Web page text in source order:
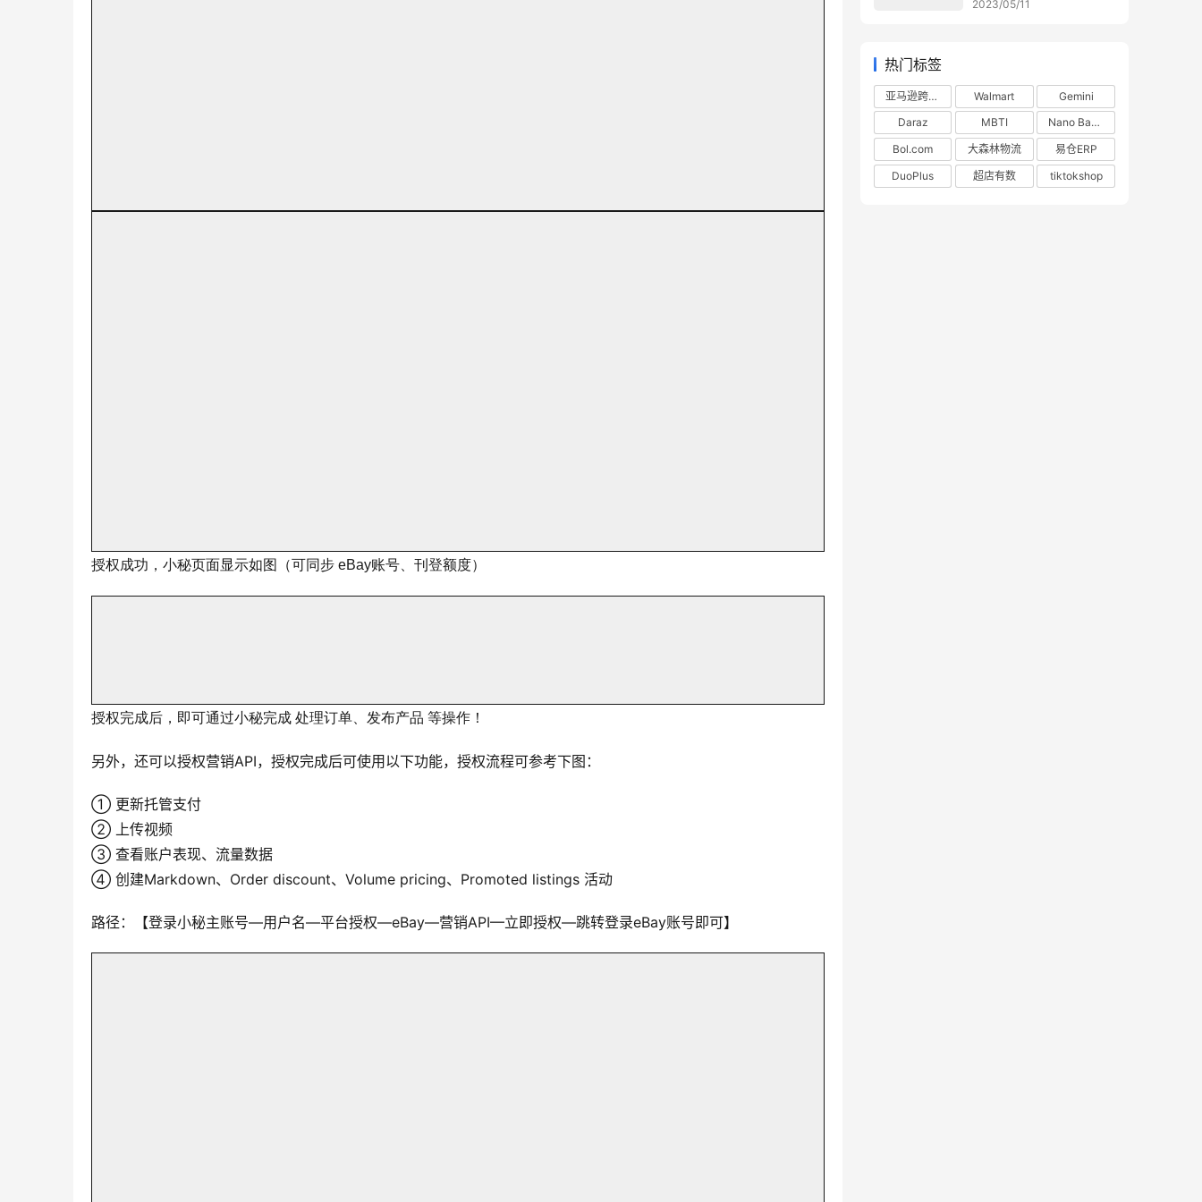
授权成功，小秘页面显示如图（可同步 eBay账号、刊登额度）
授权完成后，即可通过小秘完成 处理订单、发布产品 等操作！
另外，还可以授权营销API，授权完成后可使用以下功能，授权流程可参考下图：
① 更新托管支付
② 上传视频
③ 查看账户表现、流量数据
④ 创建Markdown、Order discount、Volume pricing、Promoted listings 活动
路径：【登录小秘主账号—用户名—平台授权—eBay—营销API—立即授权—跳转登录eBay账号即可】
2023/05/11
热门标签
亚马逊跨境电商 Walmart
Gemini
Daraz
MBTI
Nano Banana
Bol.com
大森林物流
易仓ERP
DuoPlus
超店有数 tiktokshop